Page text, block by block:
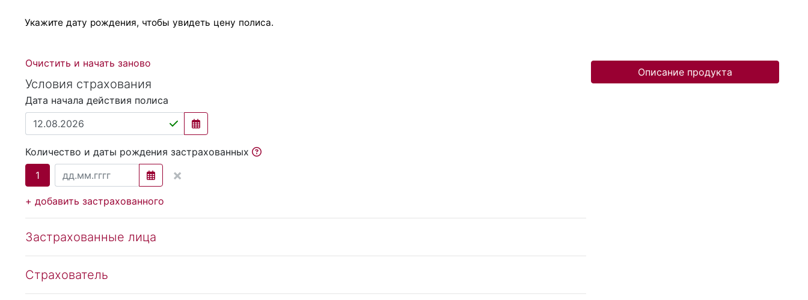
Укажите дату рождения, чтобы увидеть цену полиса.